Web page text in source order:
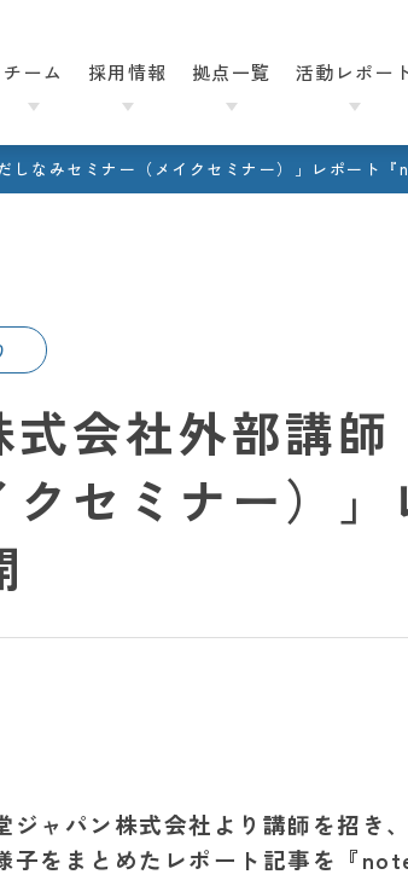
組織図
年間レポート
チーム
西宮店
上熊本店
採用情報
採用に関してよくあるご
質問
拠点一覧
近畿エリア
法人本部
活動レポー
SOCIALSQUARE
ごちゃまぜ GOCHAMAZE
しなみセミナー（メイクセミナー）」レポート
会社外部講
セミナー）
ジャパン株式会社より講師を招き
子をまとめたレポート記事を『